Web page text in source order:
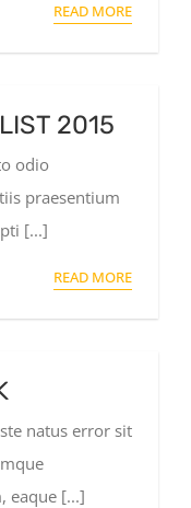
READ MORE
2015
odio
praesentium
[...]
READ MORE
natus error sit
eaque [...]